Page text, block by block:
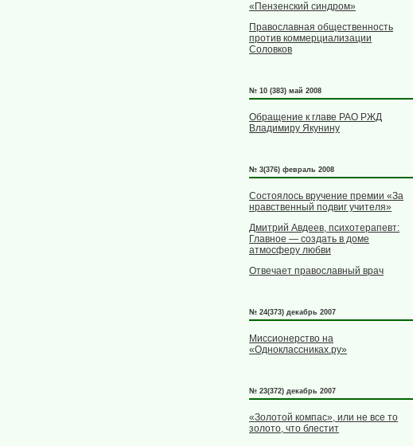
«Пензенский синдром»
Православная общественность
против коммерциализации
Соловков
№ 10 (383) май 2008
Обращение к главе РАО РЖД
Владимиру Якунину
№ 3(376) февраль 2008
Состоялось вручение премии «За
нравственный подвиг учителя»
Дмитрий Авдеев, психотерапевт:
Главное — создать в доме
атмосферу любви
Отвечает православный врач
№ 24(373) декабрь 2007
Миссионерство на
«Одноклассниках.ру»
№ 23(372) декабрь 2007
«Золотой компас», или не все то
золото, что блестит